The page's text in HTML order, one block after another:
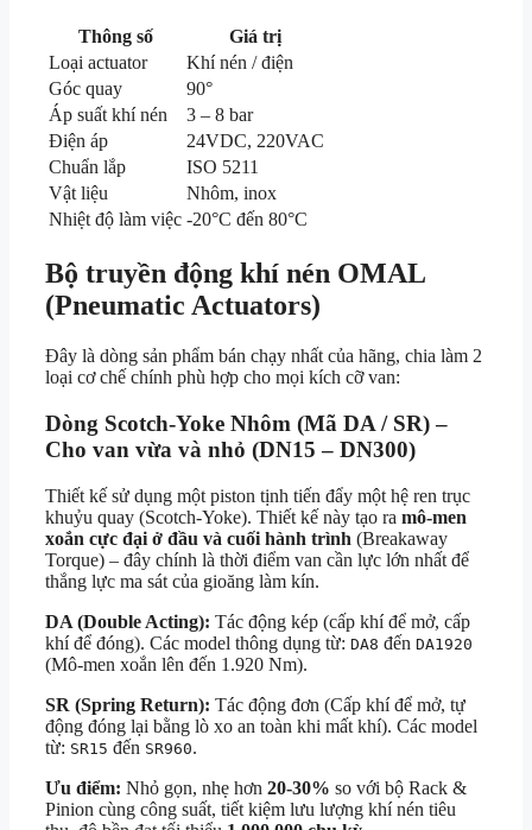
Thông số
Giá trị
Loại actuator
Khí nén / điện
Góc quay
90°
Áp suất khí nén
3 – 8 bar
Điện áp
24VDC, 220VAC
Chuẩn lắp
ISO 5211
Vật liệu
Nhôm, inox
Nhiệt độ làm việc -20°C đến 80°C
Bộ truyền động khí nén OMAL
(Pneumatic Actuators)
Đây là dòng sản phẩm bán chạy nhất của hãng, chia làm 2
loại cơ chế chính phù hợp cho mọi kích cỡ van:
Dòng Scotch-Yoke Nhôm (Mã DA / SR) –
Cho van vừa và nhỏ (DN15 – DN300)
Thiết kế sử dụng một piston tịnh tiến đẩy một hệ ren trục
khuỷu quay (Scotch-Yoke). Thiết kế này tạo ra mô-men
xoắn cực đại ở đầu và cuối hành trình (Breakaway
Torque) – đây chính là thời điểm van cần lực lớn nhất để
thắng lực ma sát của gioăng làm kín.
DA (Double Acting): Tác động kép (cấp khí để mở, cấp
khí để đóng). Các model thông dụng từ: DA8 đến DA1920
(Mô-men xoắn lên đến 1.920 Nm).
SR (Spring Return): Tác động đơn (Cấp khí để mở, tự
động đóng lại bằng lò xo an toàn khi mất khí). Các model
từ: SR15 đến SR960.
Ưu điểm: Nhỏ gọn, nhẹ hơn 20-30% so với bộ Rack &
Pinion cùng công suất, tiết kiệm lưu lượng khí nén tiêu